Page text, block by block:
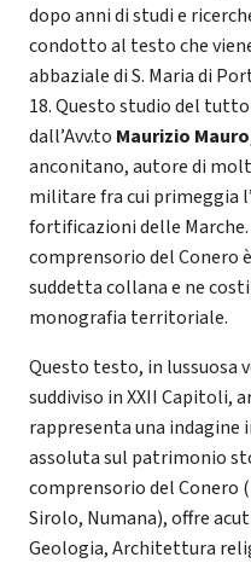
dopo anni di studi e
condotto al testo che
abbaziale di S. Maria di
18. Questo studio del
dall’Avv.to Maurizio Mauro
anconitano, autore di
militare fra cui primeggia
fortificazioni delle
comprensorio del Conero
suddetta collana e ne
monografia territoriale.
Questo testo, in lussuosa
suddiviso in XXII Capitoli,
rappresenta una
assoluta sul patrimonio
comprensorio del Conero
Sirolo, Numana), offre
Geologia, Architettura